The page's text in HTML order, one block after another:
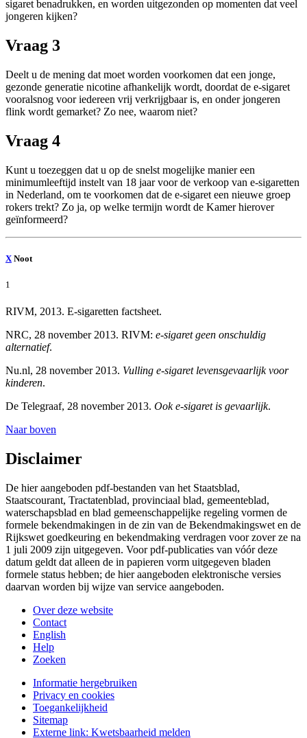
sigaret benadrukken, en worden uitgezonden op momenten dat veel
jongeren kijken?
Vraag 3
Deelt u de mening dat moet worden voorkomen dat een jonge,
gezonde generatie nicotine afhankelijk wordt, doordat de e-sigaret
vooralsnog voor iedereen vrij verkrijgbaar is, en onder jongeren
flink wordt gemarket? Zo nee, waarom niet?
Vraag 4
Kunt u toezeggen dat u op de snelst mogelijke manier een
minimumleeftijd instelt van 18 jaar voor de verkoop van e-sigaretten
in Nederland, om te voorkomen dat de e-sigaret een nieuwe groep
rokers trekt? Zo ja, op welke termijn wordt de Kamer hierover
geïnformeerd?
X Noot
1
RIVM, 2013. E-sigaretten factsheet.
NRC, 28 november 2013. RIVM: e-sigaret geen onschuldig
alternatief.
Nu.nl, 28 november 2013. Vulling e-sigaret levensgevaarlijk voor
kinderen.
De Telegraaf, 28 november 2013. Ook e-sigaret is gevaarlijk.
Naar boven
Disclaimer
De hier aangeboden pdf-bestanden van het Staatsblad,
Staatscourant, Tractatenblad, provinciaal blad, gemeenteblad,
waterschapsblad en blad gemeenschappelijke regeling vormen de
formele bekendmakingen in de zin van de Bekendmakingswet en de
Rijkswet goedkeuring en bekendmaking verdragen voor zover ze na
1 juli 2009 zijn uitgegeven. Voor pdf-publicaties van vóór deze
datum geldt dat alleen de in papieren vorm uitgegeven bladen
formele status hebben; de hier aangeboden elektronische versies
daarvan worden bij wijze van service aangeboden.
Over deze website
Contact
English
Help
Zoeken
Informatie hergebruiken
Privacy en cookies
Toegankelijkheid
Sitemap
Externe link: Kwetsbaarheid melden